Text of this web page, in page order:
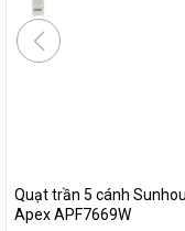
Quạt trần 5 cánh
Apex APF7669W